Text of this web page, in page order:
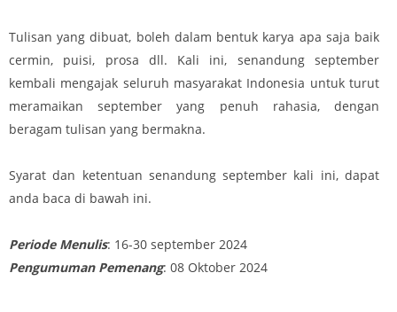
Tulisan yang dibuat, boleh dalam bentuk karya apa saja baik
cermin, puisi, prosa dll. Kali ini, senandung september
kembali mengajak seluruh masyarakat Indonesia untuk turut
meramaikan september yang penuh rahasia, dengan
beragam tulisan yang bermakna.
Syarat dan ketentuan senandung september kali ini, dapat
anda baca di bawah ini.
Periode Menulis: 16-30 september 2024
Pengumuman Pemenang: 08 Oktober 2024